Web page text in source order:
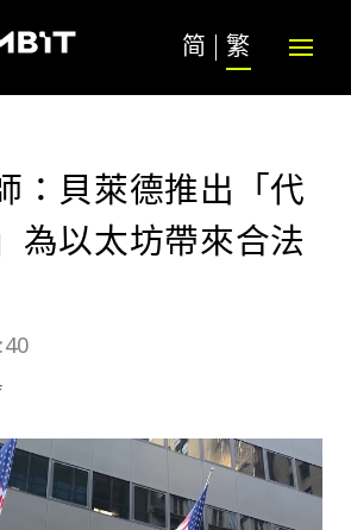
简 繁
：貝萊德推出「代
為以太坊帶來合法